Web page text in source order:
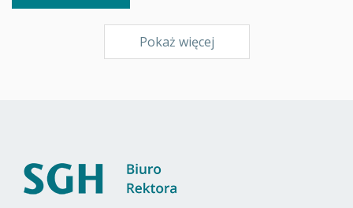
Pokaż więcej